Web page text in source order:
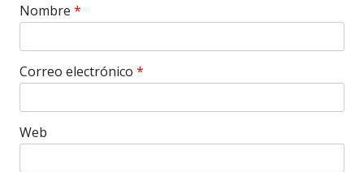
Nombre *
Correo electrónico *
Web